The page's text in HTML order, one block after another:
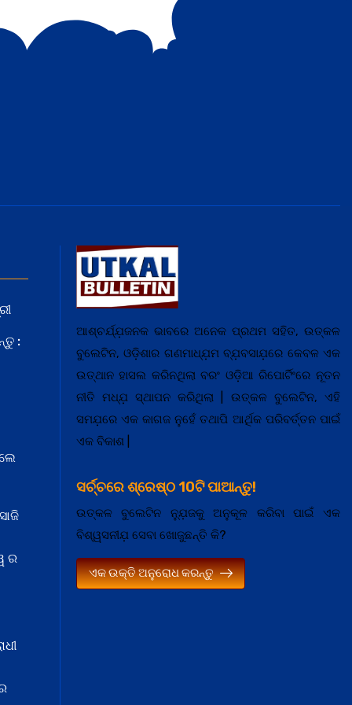
:
ର
ଆଶ୍ଚର୍ଯ୍ଯ଼ଜନକ ଭାବରେ ଅନେକ ପ୍ରଥମ ସହିତ, ଉତ୍କଳ
ବୁଲେଟିନ, ଓଡ଼ିଶାର ଗଣମାଧ୍ଯ଼ମ ବ୍ଯ଼ବସାଯ଼ରେ କେବଳ ଏକ
ଉତ୍ଥାନ ହାସଲ କରିନଥିଲା ବରଂ ଓଡ଼ିଆ ରିପୋର୍ଟିଂରେ ନୂତନ
ନୀତି ମଧ୍ଯ଼ ସ୍ଥାପନ କରିଥିଲା | ଉତ୍କଳ ବୁଲେଟିନ, ଏହି
ସମଯ଼ରେ ଏକ କାଗଜ ନୁହେଁ ତଥାପି ଆର୍ଥିକ ପରିବର୍ତ୍ତନ ପାଇଁ
ଏକ ବିକାଶ |
ସର୍ଚ୍ଚରେ ଶ୍ରେଷ୍ଠ 10ଟି ପାଆନ୍ତୁ!
ଉତ୍କଳ ବୁଲେଟିନ ନ୍ଯ଼ୁଜକୁ ଅନୁକୂଳ କରିବା ପାଇଁ ଏକ
ବିଶ୍ୱସନୀଯ଼ ସେବା ଖୋଜୁଛନ୍ତି କି?
ଏକ ଉକ୍ତି ଅନୁରୋଧ କରନ୍ତୁ